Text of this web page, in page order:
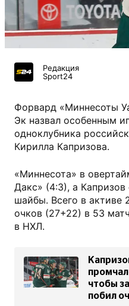
Редакция
Sport24
Форвард «Миннесоты
Эк назвал особенным
одноклубника
Кирилла Капризова.
«Миннесота» в
Дакс» (4:3), а
шайбы. Всего в активе
очков (27+22) в 53
в НХЛ.
чтобы
побил